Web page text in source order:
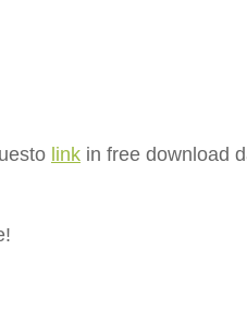
link in free download